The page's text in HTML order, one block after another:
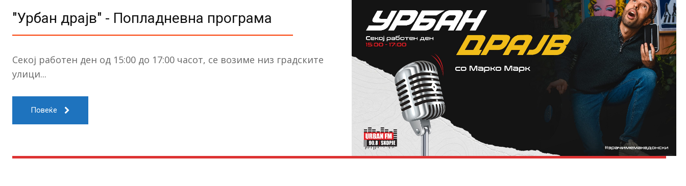
"Урбан драјв" - Попладневна програма
Секој работен ден од 15:00 до 17:00 часот, се возиме низ градските
улици...
Повеќе